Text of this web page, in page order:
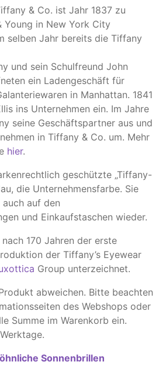
& Co. ist Jahr 1837 zu
Young in New York City
selben Jahr bereits die Tiffany
und sein Schulfreund John
ein Ladengeschäft für
in Manhattan. 1841
ins Unternehmen ein. Im Jahre
seine Geschäftspartner aus und
in Tiffany & Co. um. Mehr
hier.
geschützte „Tiffany-
die Unternehmensfarbe. Sie
auf den
und Einkaufstaschen wieder.
170 Jahren der erste
der Tiffany’s Eyewear
Group unterzeichnet.
abweichen. ​Bitte beachten
des Webshops oder
Summe im Warenkorb ein.
Sonnenbrillen